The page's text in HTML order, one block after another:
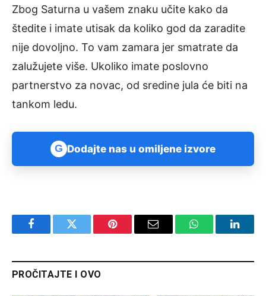
Zbog Saturna u vašem znaku učite kako da
štedite i imate utisak da koliko god da zaradite
nije dovoljno. To vam zamara jer smatrate da
zalužujete više. Ukoliko imate poslovno
partnerstvo za novac, od sredine jula će biti na
tankom ledu.
G Dodajte nas u omiljene izvore
FacebookTwitter Pinterest Email WhatsApp
PROČITAJTE I OVO